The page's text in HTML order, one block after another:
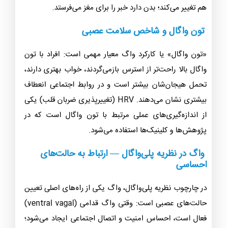
هم تغییر می‌کند؛ بدن دارد خبر را برای مغز می‌فرستد.
تون واگال و شاخص سلامت عصبی
«تون واگال» یا کارکرد واگ معیار مهمی است: افراد با تون
واگال بالا راحت‌تر از استرس بازمی‌گردند، خواب بهتری دارند،
تحمل هیجان‌شان بیشتر است و در روابط اجتماعی انعطاف
بیشتری نشان می‌دهند. HRV (تغییرپذیری ضربان قلب) یکی
از اندازه‌گیری‌های عملی مرتبط با تون واگال است که در
پژوهش‌ها و کلینیک‌ها استفاده می‌شود.
واگ در نظریه پلی‌واگال — ارتباط به حالت‌های
احساسی
در چارچوب نظریه پلی‌واگال، واگ یکی از راه‌های اصلی تعیین
حالت‌های عصبی است: وقتی واگ قدامی (ventral vagal)
فعال است، احساس امنیت و اتصال اجتماعی ایجاد می‌شود؛